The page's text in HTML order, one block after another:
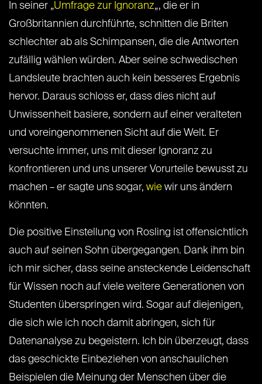
In seiner „Umfrage zur Ignoranz„, die er in
Großbritannien durchführte, schnitten die Briten
schlechter ab als Schimpansen, die die Antworten
zufällig wählen würden. Aber seine schwedischen
Landsleute brachten auch kein besseres Ergebnis
hervor. Daraus schloss er, dass dies nicht auf
Unwissenheit basiere, sondern auf einer veralteten
und voreingenommenen Sicht auf die Welt. Er
versuchte immer, uns mit dieser Ignoranz zu
konfrontieren und uns unserer Vorurteile bewusst zu
machen – er sagte uns sogar, wie wir uns ändern
könnten.
Die positive Einstellung von Rosling ist offensichtlich
auch auf seinen Sohn übergegangen. Dank ihm bin
ich mir sicher, dass seine ansteckende Leidenschaft
für Wissen noch auf viele weitere Generationen von
Studenten überspringen wird. Sogar auf diejenigen,
die sich wie ich noch damit abringen, sich für
Datenanalyse zu begeistern. Ich bin überzeugt, dass
das geschickte Einbeziehen von anschaulichen
Beispielen die Meinung der Menschen über die